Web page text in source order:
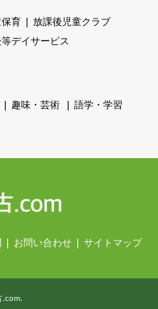
保育
放課後児童クラブ
デイサービス
趣味・芸術
語学・学習
お問い合わせ サイトマップ